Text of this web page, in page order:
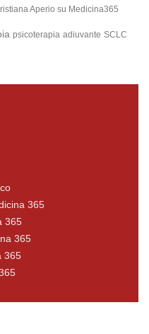
Aperio su Medicina365
psicoterapia adiuvante SCLC
365
365
365
365